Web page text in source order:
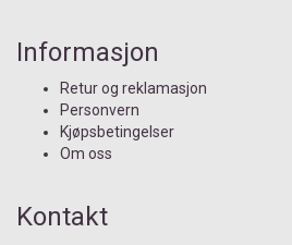
Informasjon
Retur og reklamasjon
Personvern
Kjøpsbetingelser
Om oss
Kontakt